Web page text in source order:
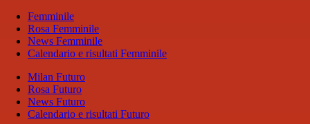
Femminile
Rosa Femminile
News Femminile
Calendario e risultati Femminile
Milan Futuro
Rosa Futuro
News Futuro
Calendario e risultati Futuro